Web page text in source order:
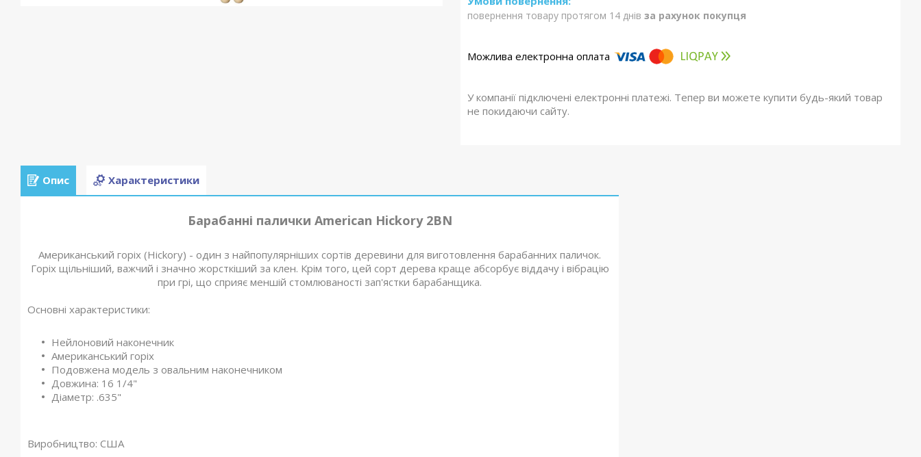
повернення товару протягом 14 днів за рахунок покупця
У компанії підключені електронні платежі. Тепер ви можете купити будь-який товар
не покидаючи сайту.
Опис Характеристики
Барабанні палички American Hickory 2BN
Американський горіх (Hickory) - один з найпопулярніших сортів деревини для виготовлення барабанних паличок.
Горіх щільніший, важчий і значно жорсткіший за клен. Крім того, цей сорт дерева краще абсорбує віддачу і вібрацію
при грі, що сприяє меншій стомлюваності зап'ястки барабанщика.
Основні характеристики:
Нейлоновий наконечник
Американський горіх
Подовжена модель з овальним наконечником
Довжина: 16 1/4"
Діаметр: .635"
Виробництво: США